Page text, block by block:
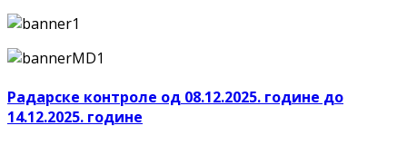
Радарске контроле од 08.12.2025. године до
14.12.2025. године